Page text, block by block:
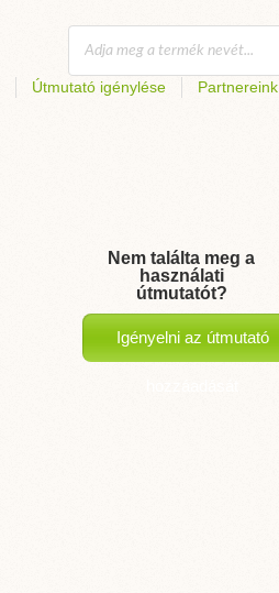
Útmutató igénylése Partnereink
Nem találta meg a
használati
útmutatót?
Igényelni az útmutató